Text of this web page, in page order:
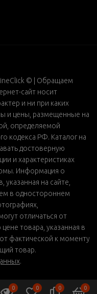
© | Обращаем
сайт носит
и ни при каких
и цены, размещенные на
определяемой
кодекса РФ. Каталог на
достоверную
и характеристиках
Информация о
указанная на сайте,
в одностороннем
отличаться от
товара, указанная в
фактической к моменту
товар.
.
0 0 0 0